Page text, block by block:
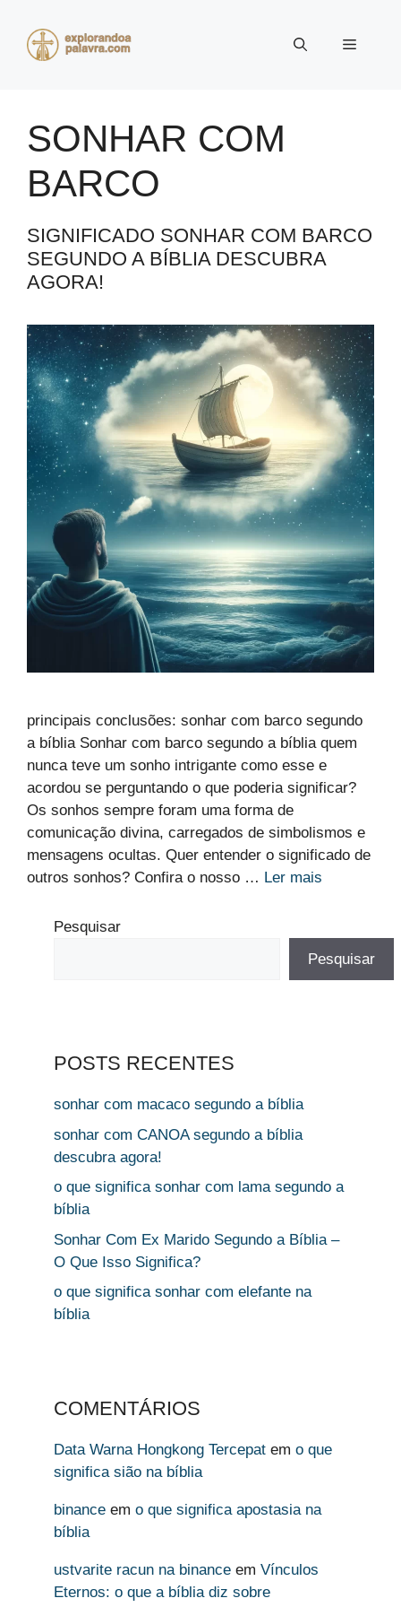
Menu
SONHAR COM
BARCO
SIGNIFICADO SONHAR COM BARCO
SEGUNDO A BÍBLIA DESCUBRA
AGORA!
principais conclusões: sonhar com barco segundo
a bíblia Sonhar com barco segundo a bíblia quem
nunca teve um sonho intrigante como esse e
acordou se perguntando o que poderia significar?
Os sonhos sempre foram uma forma de
comunicação divina, carregados de simbolismos e
mensagens ocultas. Quer entender o significado de
outros sonhos? Confira o nosso … Ler mais
Pesquisar
Pesquisar
POSTS RECENTES
sonhar com macaco segundo a bíblia
sonhar com CANOA segundo a bíblia
descubra agora!
o que significa sonhar com lama segundo a
bíblia
Sonhar Com Ex Marido Segundo a Bíblia –
O Que Isso Significa?
o que significa sonhar com elefante na
bíblia
COMENTÁRIOS
Data Warna Hongkong Tercepat em o que
significa sião na bíblia
binance em o que significa apostasia na
bíblia
ustvarite racun na binance em Vínculos
Eternos: o que a bíblia diz sobre